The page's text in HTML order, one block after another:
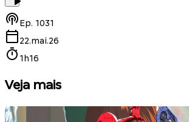
Ep. 1031
22.mai.26
1h16
Veja mais